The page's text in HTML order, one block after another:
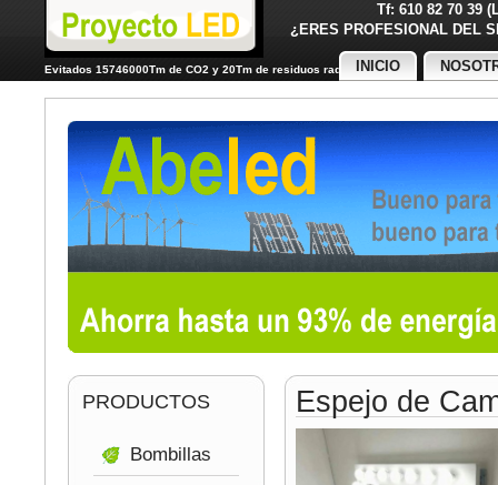
Tf: 610 82 70 39
¿ERES PROFESIONAL
Evitados 15746000Tm de CO2 y 20Tm de residuos radiactivos
INICIO
Espejo de
PRODUCTOS
Bombillas